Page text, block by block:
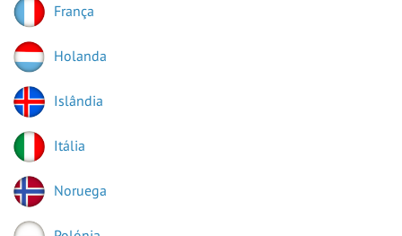
França
Holanda
Islândia
Itália
Noruega